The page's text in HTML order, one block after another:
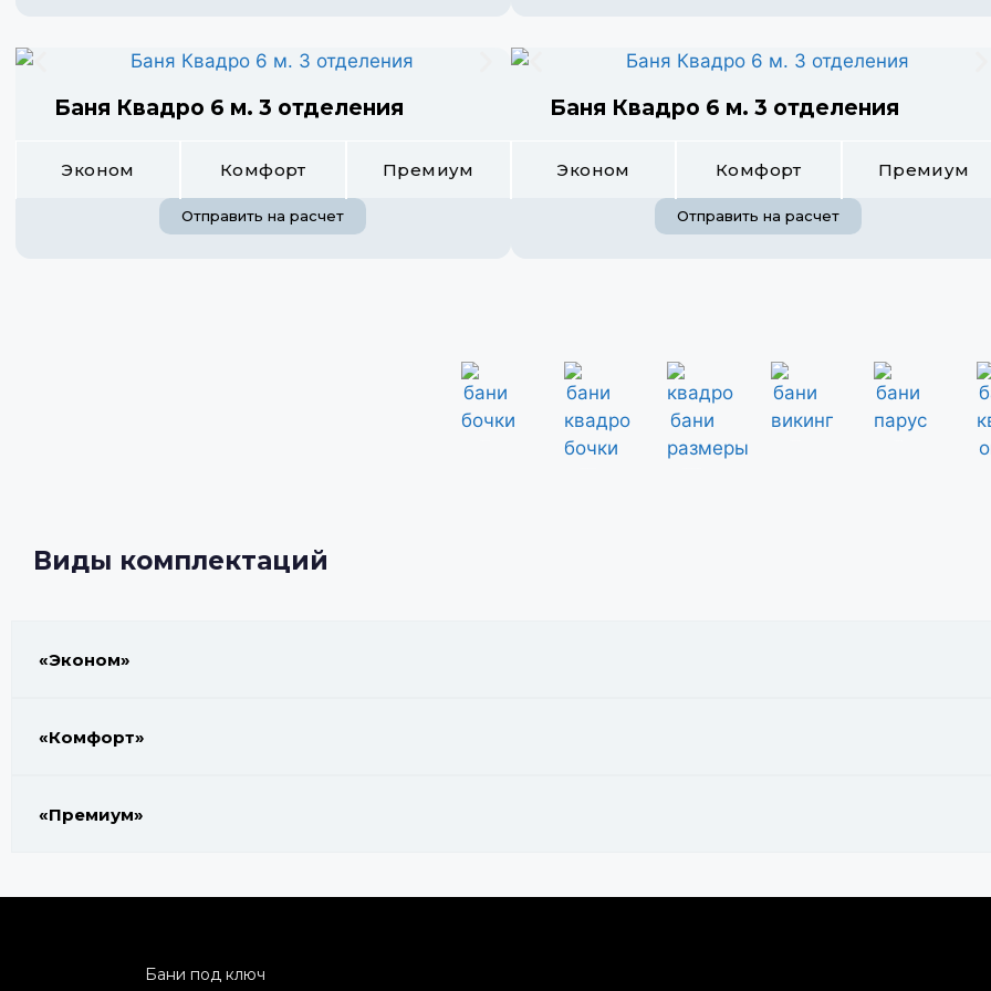
Баня Квадро 6 м. 3 отделения
Эконом Комфорт Премиум
Отправить на расчет
Баня Квадро 6 м. 3 отделения
Эконом Комфорт Премиум
Отправить на расчет
Виды комплектаций
«Эконом»
«Комфорт»
«Премиум»
Бани под ключ